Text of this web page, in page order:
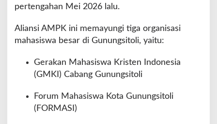
i
a
o
r
e
N
a
pertengahan Mei 2026 lalu.
Aliansi AMPK ini memayungi tiga organisasi
mahasiswa besar di Gunungsitoli, yaitu:
Gerakan Mahasiswa Kristen Indonesia
(GMKI) Cabang Gunungsitoli
Forum Mahasiswa Kota Gunungsitoli
(FORMASI)